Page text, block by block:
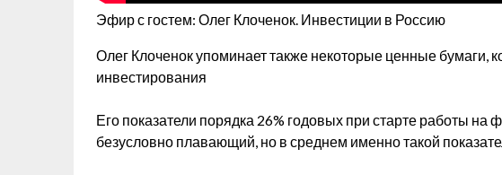
Эфир с гостем: Олег Клоченок. Инвестиции в Россию
Олег Клоченок упоминает также некоторые ценные бумаги,
инвестирования
Его показатели порядка 26% годовых при старте работы на
безусловно плавающий, но в среднем именно такой